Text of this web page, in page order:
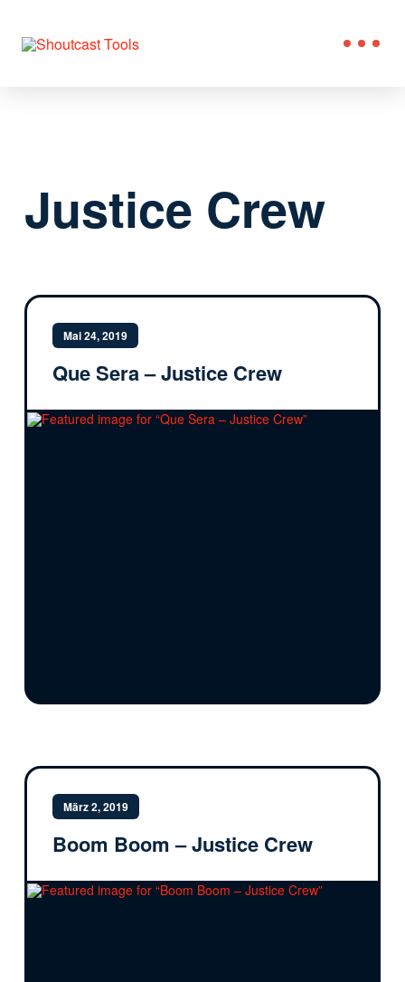
Justice Crew
Mai 24, 2019
Que Sera – Justice Crew
März 2, 2019
Boom Boom – Justice Crew